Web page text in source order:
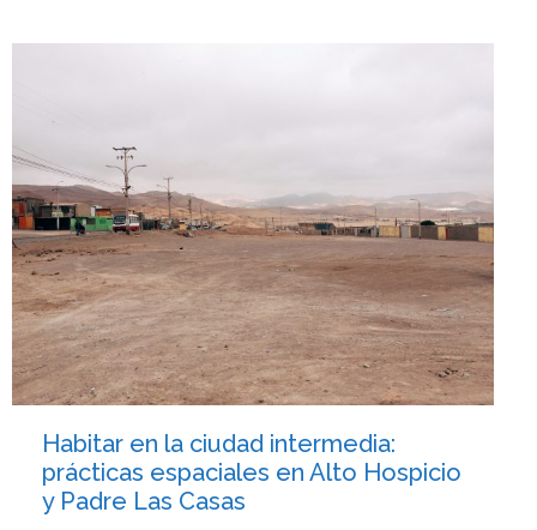
Habitar en la ciudad intermedia:
prácticas espaciales en Alto Hospicio
y Padre Las Casas